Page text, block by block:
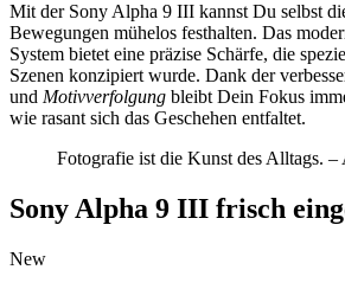
Mit der Sony Alpha 9 III kannst Du selbst
Bewegungen mühelos festhalten. Das
System bietet eine präzise Schärfe, die
Szenen konzipiert wurde. Dank der
und Motivverfolgung bleibt Dein Fokus
wie rasant sich das Geschehen entfaltet.
Fotografie ist die Kunst des Alltags.
Sony Alpha 9 III frisch
New